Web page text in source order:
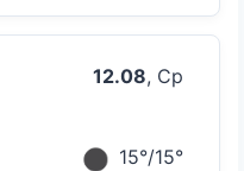
12.08, Ср
15°/15°